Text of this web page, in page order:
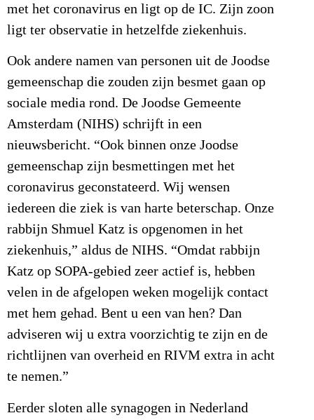
met het coronavirus en ligt op de IC. Zijn zoon
ligt ter observatie in hetzelfde ziekenhuis.
Ook andere namen van personen uit de Joodse
gemeenschap die zouden zijn besmet gaan op
sociale media rond. De Joodse Gemeente
Amsterdam (NIHS) schrijft in een
nieuwsbericht. “Ook binnen onze Joodse
gemeenschap zijn besmettingen met het
coronavirus geconstateerd. Wij wensen
iedereen die ziek is van harte beterschap. Onze
rabbijn Shmuel Katz is opgenomen in het
ziekenhuis,” aldus de NIHS. “Omdat rabbijn
Katz op SOPA-gebied zeer actief is, hebben
velen in de afgelopen weken mogelijk contact
met hem gehad. Bent u een van hen? Dan
adviseren wij u extra voorzichtig te zijn en de
richtlijnen van overheid en RIVM extra in acht
te nemen.”
Eerder sloten alle synagogen in Nederland